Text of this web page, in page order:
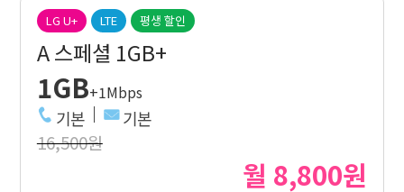
LG U+ LTE 평생 할인
A 스페셜 1GB+
1GB+1Mbps
기본 기본
16,500원
월 8,800원